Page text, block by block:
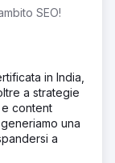
SEO!
in India,
a strategie
e content
una
a